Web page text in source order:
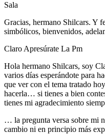
Sala
Gracias, hermano Shilcars. Y
simbólicos, bienvenidos,
Claro Apresúrate La Pm
Hola hermano Shilcars, soy
varios días esperándote para
que ver con el tema tratado
hacerla… si tienes a bien
tienes mi agradecimiento
… la pregunta versa sobre mi
cambio ni en principio más